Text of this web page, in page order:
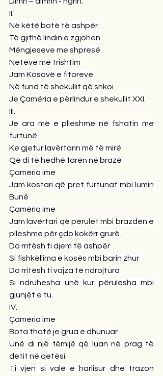
II.
Në këtë botë të ashpër
Të gjithë lindin e zgjohen
Mëngjeseve me shpresë
Netëve me trishtim
Jam Kosovë e fitoreve
Në fund të shekullit që shkoi
Je Çamëria e përlindur e shekullit XXI.
III.
Je ara më e plleshme në fshatin me
furtunë
Ke gjetur lavërtarin më të mirë
Që di të hedhë farën në brazë
Çamëria ime
Jam kostari që pret furtunat mbi lumin
Bunë
Çamëria ime
Jam lavërtari që përulet mbi brazdën e
plleshme për çdo kokërr grurë.
Do rritësh ti djem të ashpër
Si fishkëllima e kosës mbi barin zhur
Do rritësh ti vajza të ndrojtura
Si ndruhesha unë kur përulesha mbi
gjunjët e tu.
IV.
Çamëria ime
Bota thotë je grua e dhunuar
Unë di një fëmijë që luan në prag të
detit në qetësi
Ti vjen si valë e harlisur dhe trazon